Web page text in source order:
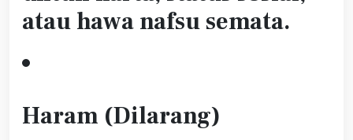
atau hawa nafsu semata.
Haram (Dilarang)